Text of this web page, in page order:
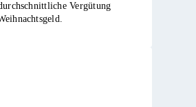
Vergütung